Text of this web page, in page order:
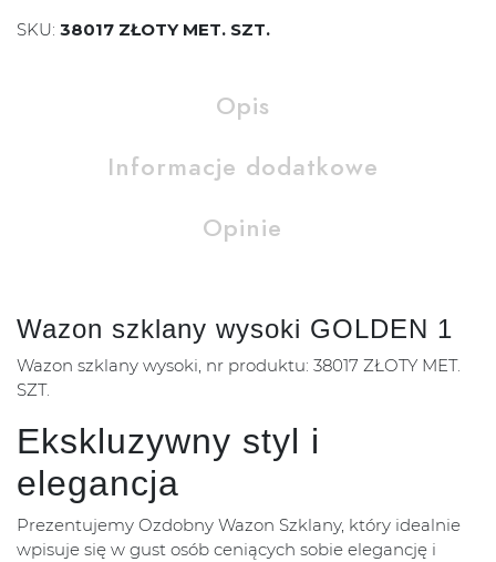
SKU: 38017 ZŁOTY MET. SZT.
Opis
Informacje dodatkowe
Opinie
Wazon szklany wysoki GOLDEN 1
Wazon szklany wysoki, nr produktu: 38017 ZŁOTY MET.
SZT.
Ekskluzywny styl i
elegancja
Prezentujemy Ozdobny Wazon Szklany, który idealnie
wpisuje się w gust osób ceniących sobie elegancję i